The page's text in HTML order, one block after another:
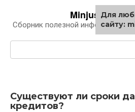
контенту
Minjust-irk.ru
Сборник полезной информации
Существуют ли сроки
кредитов?
Для
сайту: